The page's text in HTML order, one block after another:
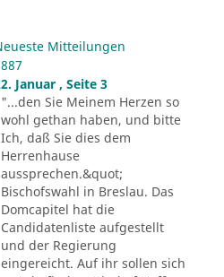
Mitteilungen
Januar , Seite 3
"...den Sie Meinem Herzen so
wohl gethan haben, und bitte
Ich, daß Sie dies dem
Herrenhause
aussprechen.&quot;
Bischofswahl in Breslau. Das
Domcapitel hat die
Candidatenliste aufgestellt
und der Regierung
eingereicht. Auf ihr sollen sich